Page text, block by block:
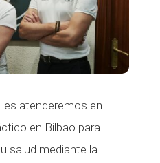
. Les atenderemos en
en Bilbao para
salud mediante la